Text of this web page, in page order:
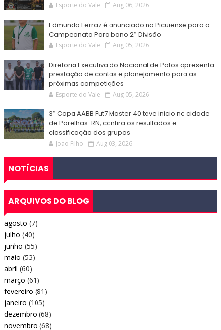
Esporte do Vale Aug 06, 2026
Edmundo Ferraz é anunciado na Picuiense para o
Campeonato Paraibano 2ª Divisão
Esporte do Vale Aug 05, 2026
Diretoria Executiva do Nacional de Patos apresenta
prestação de contas e planejamento para as
próximas competições
Esporte do Vale Aug 05, 2026
3ª Copa AABB Fut7 Master 40 teve inicio na cidade
de Parelhas-RN, confira os resultados e
classificação dos grupos
Joao Filho Aug 03, 2026
NOTÍCIAS
ARQUIVOS DO BLOG
agosto (7)
julho (40)
junho (55)
maio (53)
abril (60)
março (61)
fevereiro (81)
janeiro (105)
dezembro (68)
novembro (68)